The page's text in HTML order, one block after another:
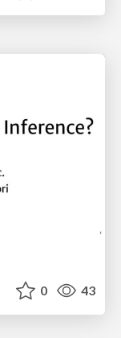
0 43